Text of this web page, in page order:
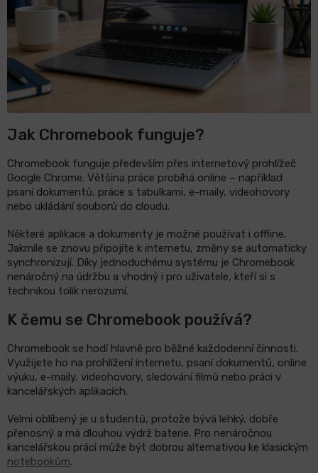
Značky
Jak Chromebook funguje?
Chromebook funguje především přes internetový prohlížeč
Google Chrome. Většina práce probíhá online – například
psaní dokumentů, práce s tabulkami, e-maily, videohovory
nebo ukládání souborů do cloudu.
Některé aplikace a dokumenty je možné používat i offline.
Jakmile se znovu připojíte k internetu, změny se automaticky
synchronizují. Díky jednoduchému systému je Chromebook
nenáročný na údržbu a vhodný i pro uživatele, kteří si s
technikou tolik nerozumí.
K čemu se Chromebook používá?
Chromebook se hodí hlavně pro běžné každodenní činnosti.
Využijete ho na prohlížení internetu, psaní dokumentů, online
výuku, e-maily, videohovory, sledování filmů nebo práci v
kancelářských aplikacích.
Velmi oblíbený je u studentů, protože bývá lehký, dobře
přenosný a má dlouhou výdrž baterie. Pro nenáročnou
kancelářskou práci může být dobrou alternativou ke klasickým
notebookům.